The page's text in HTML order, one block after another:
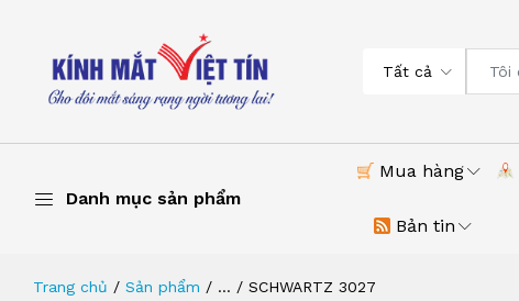
Tất cả
Danh mục sản phẩm
Mua hàng
Bản tin
Trang chủ Sản phẩm ... SCHWARTZ 3027